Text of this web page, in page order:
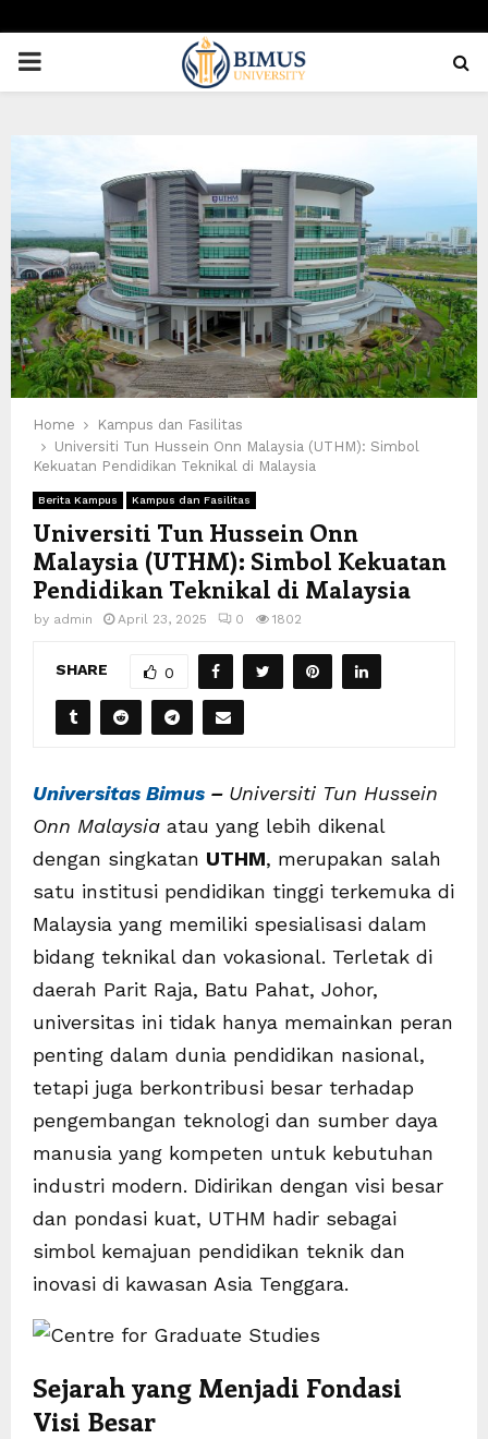
PRIMARY
Home
Kampus dan Fasilitas
Universiti Tun Hussein Onn Malaysia (UTHM): Simbol
Kekuatan Pendidikan Teknikal di Malaysia
Berita Kampus Kampus dan Fasilitas
Universiti Tun Hussein Onn
Malaysia (UTHM): Simbol Kekuatan
Pendidikan Teknikal di Malaysia
by admin April 23, 2025 0 1802
SHARE 0
Universitas Bimus – Universiti Tun Hussein
Onn Malaysia atau yang lebih dikenal
dengan singkatan UTHM, merupakan salah
satu institusi pendidikan tinggi terkemuka di
Malaysia yang memiliki spesialisasi dalam
bidang teknikal dan vokasional. Terletak di
daerah Parit Raja, Batu Pahat, Johor,
universitas ini tidak hanya memainkan peran
penting dalam dunia pendidikan nasional,
tetapi juga berkontribusi besar terhadap
pengembangan teknologi dan sumber daya
manusia yang kompeten untuk kebutuhan
industri modern. Didirikan dengan visi besar
dan pondasi kuat, UTHM hadir sebagai
simbol kemajuan pendidikan teknik dan
inovasi di kawasan Asia Tenggara.
Sejarah yang Menjadi Fondasi
Visi Besar